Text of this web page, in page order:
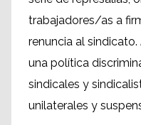
trabajadores/as a
renuncia al
una política
sindicales y
unilaterales y